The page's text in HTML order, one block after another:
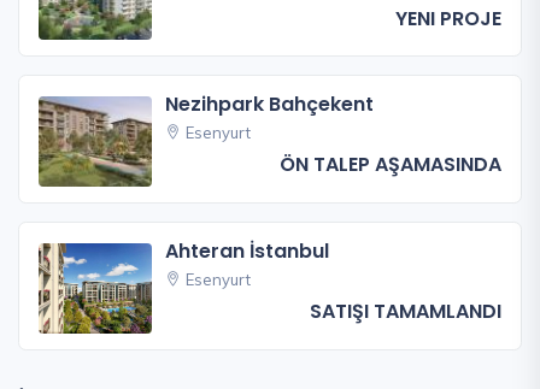
YENI PROJE
Nezihpark Bahçekent
Esenyurt
ÖN TALEP AŞAMASINDA
Ahteran İstanbul
Esenyurt
SATIŞI TAMAMLANDI